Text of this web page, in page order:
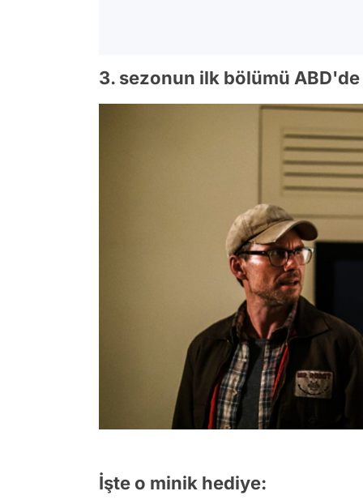
3. sezonun ilk bölümü
İşte o minik hediye: